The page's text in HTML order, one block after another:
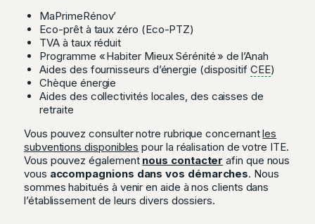
MaPrimeRénov’
Eco-prêt à taux zéro (Eco-PTZ)
TVA à taux réduit
Programme « Habiter Mieux Sérénité » de l’Anah
Aides des fournisseurs d’énergie (dispositifCEE)
Chèque énergie
Aides des collectivités locales, des caisses de
retraite
Vous pouvez consulter notre rubrique concernantles
subventions disponibles pour la réalisation de votre ITE.
Vous pouvez également nous contacter afin que nous
vous accompagnions dans vos démarches. Nous
sommes habitués à venir en aide à nos clients dans
l’établissement de leurs divers dossiers.